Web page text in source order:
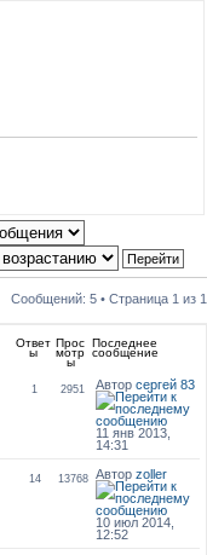
Сообщений: 5 • Страница 1 из 1
Ответ
ы
Прос
мотр
ы
Последнее
сообщение
1 2951 Авторсергей 83
11 янв 2013,
14:31
14 13768 Авторzoller
10 июл 2014,
12:52